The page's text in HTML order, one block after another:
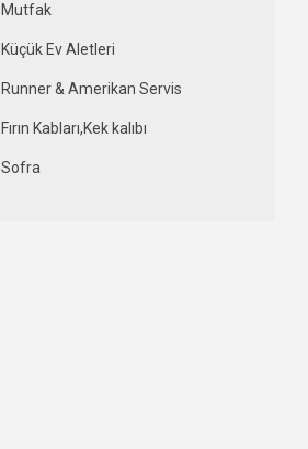
Mutfak
Küçük Ev Aletleri
Runner & Amerikan Servis
Fırın Kabları,Kek kalıbı
Sofra